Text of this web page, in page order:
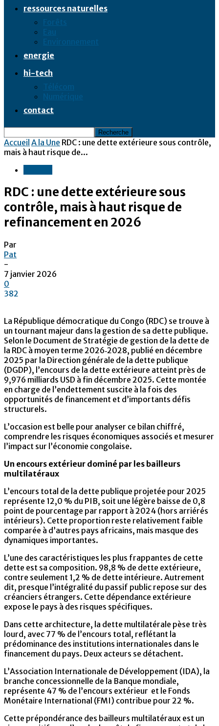
ressources naturelles
Forêts
Eau
Environnement
energie
hi-tech
Télécom
Numérique
contact
Accueil A la Une RDC : une dette extérieure sous contrôle,
mais à haut risque de...
RDC : une dette extérieure sous
contrôle, mais à haut risque de
refinancement en 2026
Par
Pat
-
7 janvier 2026
0
382
La République démocratique du Congo (RDC) se trouve à
un tournant majeur dans la gestion de sa dette publique.
Selon le Document de Stratégie de gestion de la dette de
la RDC à moyen terme 2026‑2028, publié en décembre
2025 par la Direction générale de la dette publique
(DGDP), l’encours de la dette extérieure atteint près de
9,976 milliards USD à fin décembre 2025. Cette montée
en charge de l’endettement suscite à la fois des
opportunités de financement et d’importants défis
structurels.
L’occasion est belle pour analyser ce bilan chiffré,
comprendre les risques économiques associés et mesurer
l’impact sur l’économie congolaise.
Un encours extérieur dominé par les bailleurs
multilatéraux
L’encours total de la dette publique projetée pour 2025
représente 12,0 % du PIB, soit une légère baisse de 0,8
point de pourcentage par rapport à 2024 (hors arriérés
intérieurs). Cette proportion reste relativement faible
comparée à d’autres pays africains, mais masque des
dynamiques importantes.
L’une des caractéristiques les plus frappantes de cette
dette est sa composition. 98,8 % de dette extérieure,
contre seulement 1,2 % de dette intérieure. Autrement
dit, presque l’intégralité du passif public repose sur des
créanciers étrangers. Cette dépendance extérieure
expose le pays à des risques spécifiques.
Dans cette architecture, la dette multilatérale pèse très
lourd, avec 77 % de l’encours total, reflétant la
prédominance des institutions internationales dans le
financement du pays. Deux acteurs se détachent.
L’Association Internationale de Développement (IDA), la
branche concessionnelle de la Banque mondiale,
représente 47 % de l’encours extérieur et le Fonds
Monétaire International (FMI) contribue pour 22 %.
Cette prépondérance des bailleurs multilatéraux est un